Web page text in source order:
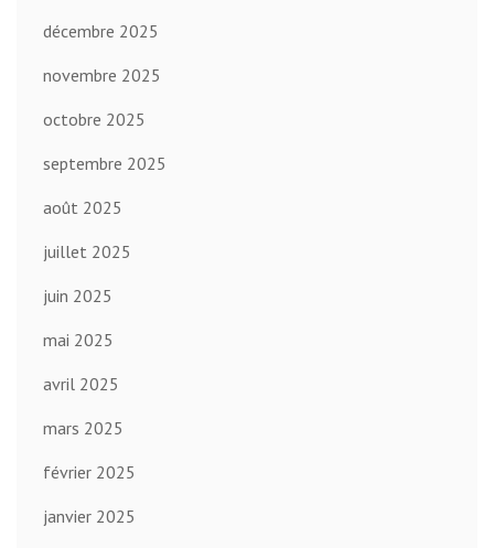
décembre 2025
novembre 2025
octobre 2025
septembre 2025
août 2025
juillet 2025
juin 2025
mai 2025
avril 2025
mars 2025
février 2025
janvier 2025